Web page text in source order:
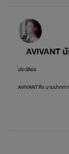
ประวัติย่อ
AVIVANT คือ นามปากก
จินตนาการอย่างละมุนล
จากประสบการณ์จริงบาง